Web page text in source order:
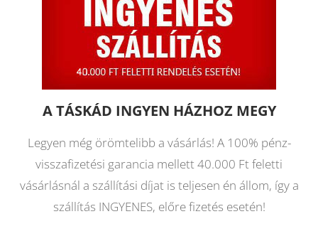
A TÁSKÁD INGYEN HÁZHOZ MEGY
Legyen még örömtelibb a vásárlás! A 100% pénz-
visszafizetési garancia mellett 40.000 Ft feletti
vásárlásnál a szállítási díjat is teljesen én állom, így a
szállítás INGYENES, előre fizetés esetén!